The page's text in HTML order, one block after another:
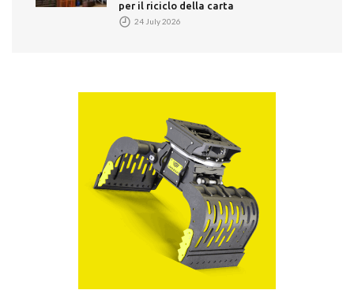
per il riciclo della carta
24 July 2026